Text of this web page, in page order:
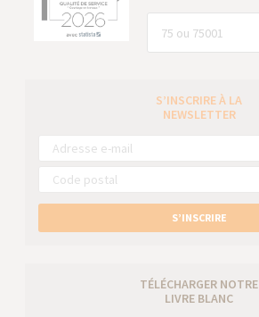
S’INSCRIRE À LA
NEWSLETTER
S’INSCRIRE
TÉLÉCHARGER NOTRE
LIVRE BLANC